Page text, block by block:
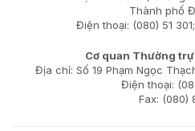
Thành phố
Điện thoại: (080) 51
Cơ quan Thường
Địa chỉ: Số 19 Phạm Ngọc
Điện thoại:
Fax: (080)